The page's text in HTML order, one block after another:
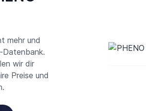
mehr und
Datenbank.
wir dir
Preise und